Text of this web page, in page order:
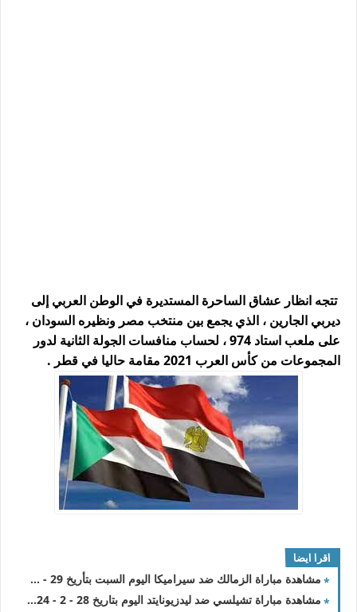
تتجه انظار عشاق الساحرة المستديرة في الوطن العربي إلى
ديربي الجارين ، الذي يجمع بين منتخب مصر ونظيره السودان ،
على ملعب استاد 974 ، لحساب منافسات الجولة الثانية لدور
المجموعات من كأس العرب 2021 مقامة حاليا في قطر .
اقرا ايضا
مشاهدة مباراة الزمالك ضد سيراميكا اليوم السبت بتأريخ 29 - 6 - 2024 الدوري المصري
مشاهدة مباراة تشيلسي ضد ليدزيونايتد اليوم بتاريخ 28 - 2 - 2024 الدور الـ 16